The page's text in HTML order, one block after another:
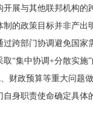
展与其他联邦机构
的政策目标并非产
跨部门协调避免国
“集中协调+分散实施
财政预算等重大问题
身职责使命确定具